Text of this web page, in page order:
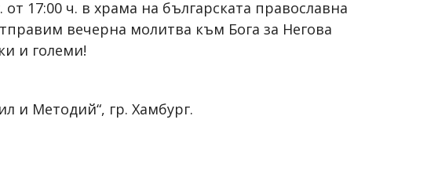
17:00 ч. в храма на българската православна
вечерна молитва към Бога за Негова
и големи!
и Методий“, гр. Хамбург.